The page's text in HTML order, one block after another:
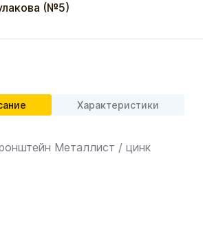
(№5)
Характеристики
Металлист / цинк